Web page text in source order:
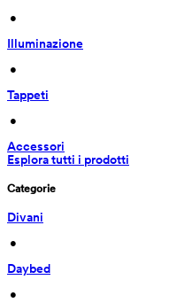
•
Illuminazione
•
Tappeti
•
Accessori
Esplora tutti i prodotti
Categorie
Divani
•
Daybed
•